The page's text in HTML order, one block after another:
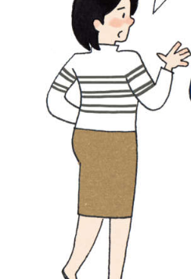
pecodogs
いぬ部をフォロー
アプリで
アプリをダ